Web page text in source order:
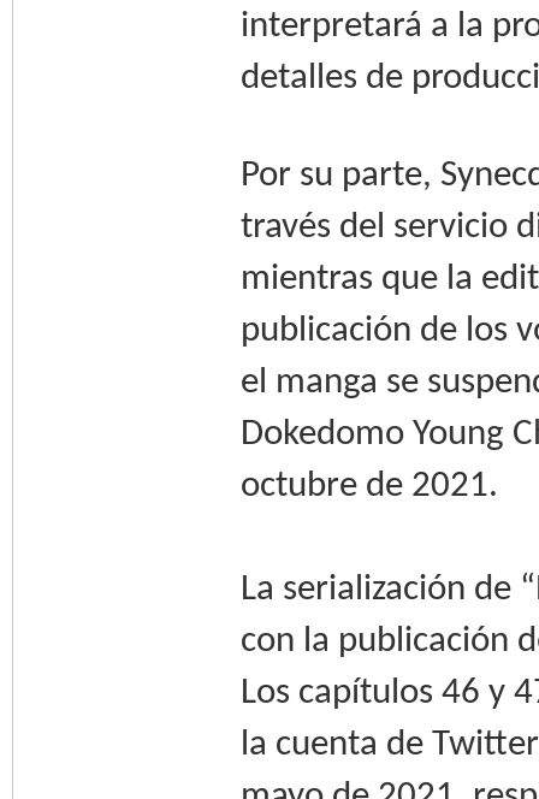
interpretará a la
detalles de
Por su parte,
través del servicio
mientras que la
publicación de los
el manga se
Dokedomo Young
octubre de 2021.
La serialización de
con la publicación
Los capítulos 46 y
la cuenta de